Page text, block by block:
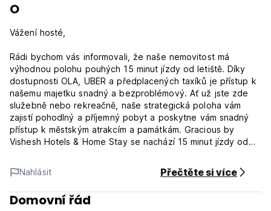
O
Vážení hosté,
Rádi bychom vás informovali, že naše nemovitost má
výhodnou polohu pouhých 15 minut jízdy od letiště. Díky
dostupnosti OLA, UBER a předplacených taxíků je přístup k
našemu majetku snadný a bezproblémový. Ať už jste zde
služebně nebo rekreačně, naše strategická poloha vám
zajistí pohodlný a příjemný pobyt a poskytne vám snadný
přístup k městským atrakcím a památkám. Gracious by
Vishesh Hotels & Home Stay se nachází 15 minut jízdy od
km od Lotosový chrám a 16,9 km od Chrám ISKCON. Užijte
si rekreační zařízení, jako je fitness centrum nebo si užijte
výhled z terasy. Tento hotel dále nabízí: bezdrátový
internet zdarma, rozšířené recepční služby a hlídání dětí (za
Nahlásit Přečtěte si více
Domovní řád